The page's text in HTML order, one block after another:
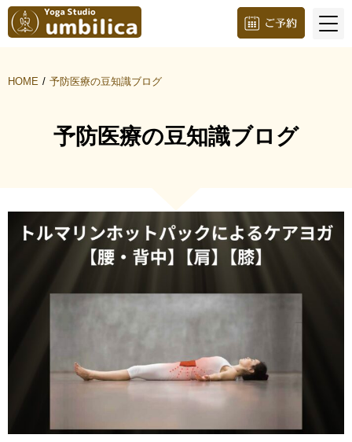
HOME 予防医療の豆知識ブログ
予防医療の豆知識ブログ